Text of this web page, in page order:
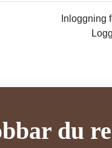
Inloggning
du